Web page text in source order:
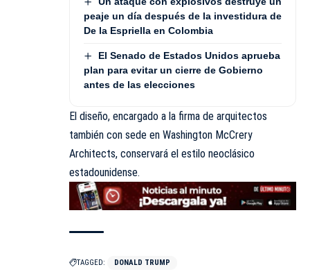
peaje un día después de la investidura de
De la Espriella en Colombia
El Senado de Estados Unidos aprueba
plan para evitar un cierre de Gobierno
antes de las elecciones
El diseño, encargado a la firma de arquitectos
también con sede en Washington McCrery
Architects, conservará el estilo neoclásico
estadounidense.
TAGGED: DONALD TRUMP